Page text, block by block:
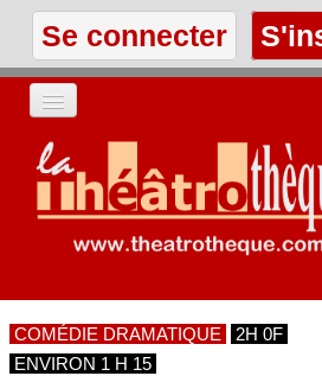
Se connecter
ACCUEIL
LES TEXTES
LES ANNONCES
COMÉDIE DRAMATIQUE
2H 0F
ENVIRON 1 H 15